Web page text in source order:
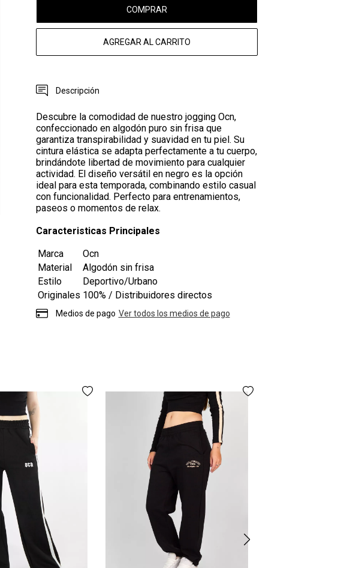
COMPRAR
AGREGAR AL CARRITO
Descripción
Descubre la comodidad de nuestro jogging Ocn,
confeccionado en algodón puro sin frisa que
garantiza transpirabilidad y suavidad en tu piel. Su
cintura elástica se adapta perfectamente a tu cuerpo,
brindándote libertad de movimiento para cualquier
actividad. El diseño versátil en negro es la opción
ideal para esta temporada, combinando estilo casual
con funcionalidad. Perfecto para entrenamientos,
paseos o momentos de relax.
Caracteristicas Principales
Marca
Ocn
Material
Algodón sin frisa
Estilo
Deportivo/Urbano
Originales 100% / Distribuidores directos
Medios de pago Ver todos los medios de pago